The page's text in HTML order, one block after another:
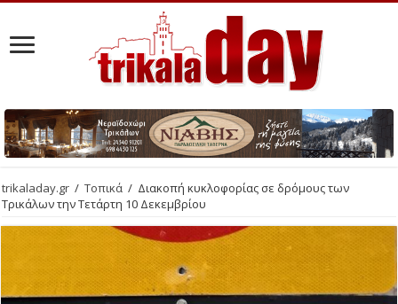
trikaladay.gr / Τοπικά / Διακοπή κυκλοφορίας σε δρόμους των
Τρικάλων την Τετάρτη 10 Δεκεμβρίου